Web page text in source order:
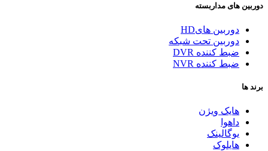
دوربین های مداربسته
دوربین هایHD
دوربین تحت شبکه
ضبط کننده DVR
ضبط کننده NVR
برند ها
هایک ویژن
داهوا
یوگالینک
هایلوک